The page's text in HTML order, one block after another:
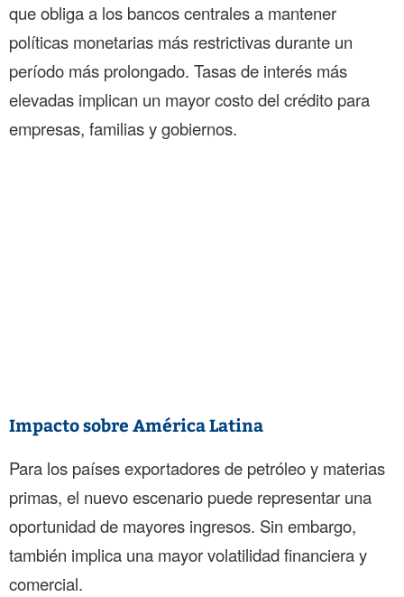
que obliga a los bancos centrales a mantener
políticas monetarias más restrictivas durante un
período más prolongado. Tasas de interés más
elevadas implican un mayor costo del crédito para
empresas, familias y gobiernos.
Impacto sobre América Latina
Para los países exportadores de petróleo y materias
primas, el nuevo escenario puede representar una
oportunidad de mayores ingresos. Sin embargo,
también implica una mayor volatilidad financiera y
comercial.